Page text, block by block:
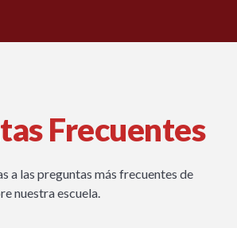
Frecuentes
a las preguntas más frecuentes de
nuestra escuela.